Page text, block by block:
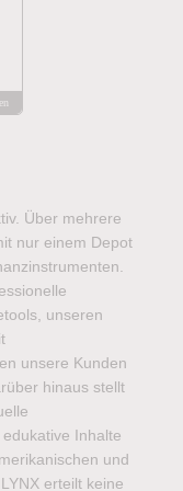
Über mehrere
nur einem Depot
unseren
unsere Kunden
hinaus stellt
Inhalte
und
erteilt keine